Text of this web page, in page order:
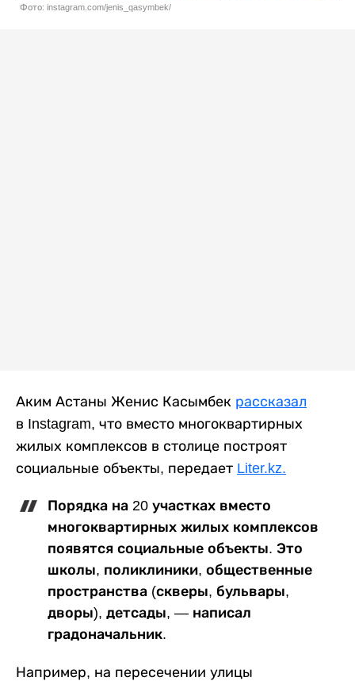
Фото: instagram.com/jenis_qasymbek/
Аким Астаны Женис Касымбек рассказал
в Instagram, что вместо многоквартирных
жилых комплексов в столице построят
социальные объекты, передает Liter.kz.
Порядка на 20 участках вместо
многоквартирных жилых комплексов
появятся социальные объекты. Это
школы, поликлиники, общественные
пространства (скверы, бульвары,
дворы), детсады, — написал
градоначальник.
Например, на пересечении улицы